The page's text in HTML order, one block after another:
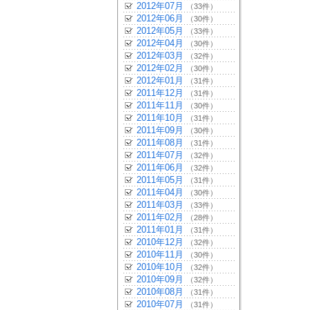
2012年07月 （33件）
2012年06月 （30件）
2012年05月 （33件）
2012年04月 （30件）
2012年03月 （32件）
2012年02月 （30件）
2012年01月 （31件）
2011年12月 （31件）
2011年11月 （30件）
2011年10月 （31件）
2011年09月 （30件）
2011年08月 （31件）
2011年07月 （32件）
2011年06月 （32件）
2011年05月 （31件）
2011年04月 （30件）
2011年03月 （33件）
2011年02月 （28件）
2011年01月 （31件）
2010年12月 （32件）
2010年11月 （30件）
2010年10月 （32件）
2010年09月 （32件）
2010年08月 （31件）
2010年07月 （31件）